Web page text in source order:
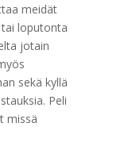
meidät
loputonta
jotain
sekä kyllä
Peli
missä